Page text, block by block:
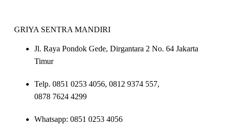
GRIYA SENTRA MANDIRI
Jl. Raya Pondok Gede, Dirgantara 2 No. 64 Jakarta
Timur
Telp. 0851 0253 4056, 0812 9374 557,
0878 7624 4299
Whatsapp: 0851 0253 4056